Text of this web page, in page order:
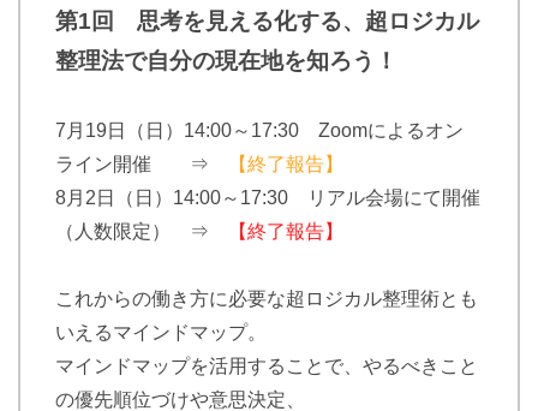
第1回 思考を見える化する、超ロジカル
整理法で自分の現在地を知ろう！
7月19日（日）14:00～17:30 Zoomによるオン
ライン開催 ⇒
【終了報告】
8月2日（日）14:00～17:30 リアル会場にて開催
（人数限定） ⇒
【終了報告】
これからの働き方に必要な超ロジカル整理術とも
いえるマインドマップ。
マインドマップを活用することで、やるべきこと
の優先順位づけや意思決定、